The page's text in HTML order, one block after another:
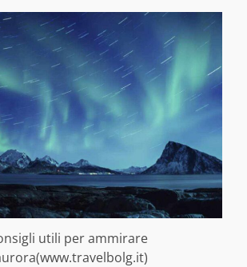
utili per ammirare